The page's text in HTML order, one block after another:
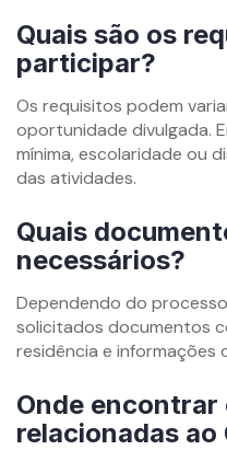
Quais são os
participar?
Os requisitos podem
oportunidade divulgada.
mínima, escolaridade ou
das atividades.
Quais
necessários?
Dependendo do
solicitados documentos
residência e informações
Onde
relacionadas ao